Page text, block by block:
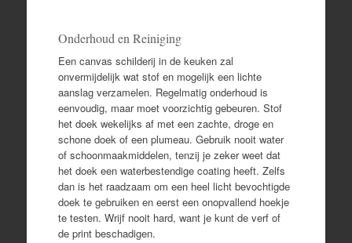
Onderhoud en Reiniging
Een canvas schilderij in de keuken zal
onvermijdelijk wat stof en mogelijk een lichte
aanslag verzamelen. Regelmatig onderhoud is
eenvoudig, maar moet voorzichtig gebeuren. Stof
het doek wekelijks af met een zachte, droge en
schone doek of een plumeau. Gebruik nooit water
of schoonmaakmiddelen, tenzij je zeker weet dat
het doek een waterbestendige coating heeft. Zelfs
dan is het raadzaam om een heel licht bevochtigde
doek te gebruiken en eerst een onopvallend hoekje
te testen. Wrijf nooit hard, want je kunt de verf of
de print beschadigen.